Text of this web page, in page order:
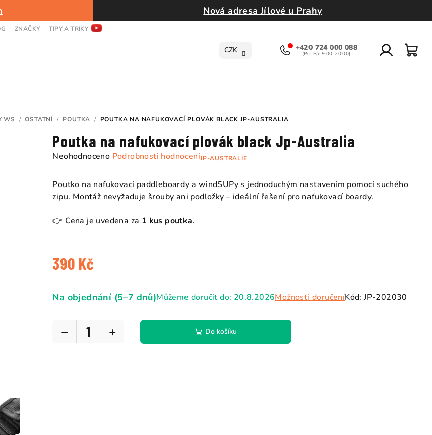
Nová adresa Jílové u Prahy
ZNAČKY TIPY A TRIKY
CZK +420 724 000 088
WS / OSTATNÍ / POUTKA / POUTKA NA NAFUKOVACÍ PLOVÁK BLACK JP-AUSTRALIA
JP-AUSTRALIE
Poutka na nafukovací plovák black Jp-Australia
Průměrné
produktu
je
0,0
z
Neohodnoceno Podrobnosti hodnocení
Poutko na nafukovací paddleboardy a windSUPy s jednoduchým nastavením pomocí suchého
zipu. Montáž nevyžaduje šrouby ani podložky – ideální řešení pro nafukovací boardy.
👉 Cena je uvedena za 1 kus poutka.
390 Kč
cena:
Na objednání (5–7 dnů)Můžeme doručit do: 20.8.2026Možnosti doručeníKód: JP-202030
+
− Do košíku